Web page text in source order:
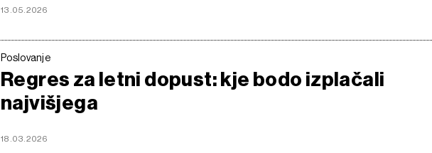
13.05.2026
Poslovanje
Regres za letni dopust: kje bodo izplačali
najvišjega
18.03.2026